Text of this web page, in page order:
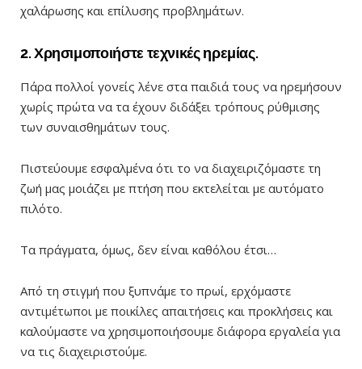
χαλάρωσης και επίλυσης προβλημάτων.
2. Χρησιμοποιήστε τεχνικές ηρεμίας.
Πάρα πολλοί γονείς λένε στα παιδιά τους να ηρεμήσουν
χωρίς πρώτα να τα έχουν διδάξει τρόπους ρύθμισης
των συναισθημάτων τους.
Πιστεύουμε εσφαλμένα ότι το να διαχειριζόμαστε τη
ζωή μας μοιάζει με πτήση που εκτελείται με αυτόματο
πιλότο.
Τα πράγματα, όμως, δεν είναι καθόλου έτσι…
Από τη στιγμή που ξυπνάμε το πρωί, ερχόμαστε
αντιμέτωποι με ποικίλες απαιτήσεις και προκλήσεις και
καλούμαστε να χρησιμοποιήσουμε διάφορα εργαλεία για
να τις διαχειριστούμε.